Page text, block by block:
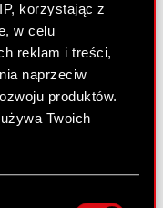
korzystając z
w celu
reklam i treści,
naprzeciw
produktów.
Twoich
pod firmą CD
w…
na
Zgromadzeniu